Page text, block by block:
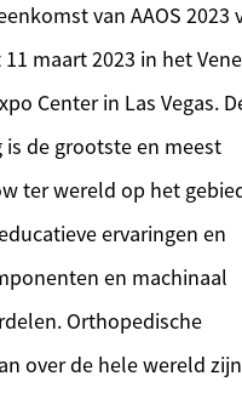
van AAOS 2023
maart 2023 in het
Center in Las Vegas.
de grootste en meest
ter wereld op het
ervaringen en
en machinaal
Orthopedische
over de hele wereld zijn